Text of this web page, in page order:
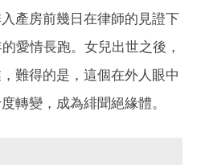
產房前幾日在律師的見證下
愛情長跑。女兒出世之後，
難得的是，這個在外人眼中
轉變，成為緋聞絕緣體。